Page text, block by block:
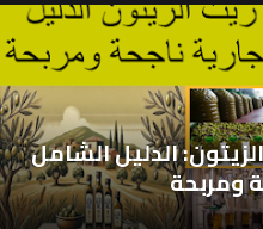
الدليل الشامل
ومربحة